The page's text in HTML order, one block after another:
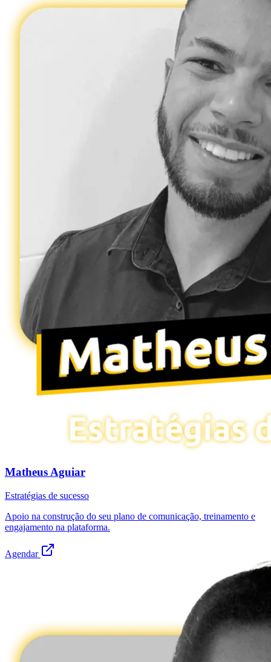
Matheus Aguiar
Estratégias de sucesso
Apoio na construção do seu plano de comunicação, treinamento e
engajamento na plataforma.
Agendar